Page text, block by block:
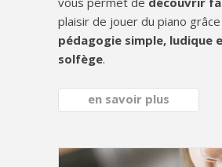
plaisir de jouer du piano grâce
pédagogie simple, ludique
solfège.
en savoir plus